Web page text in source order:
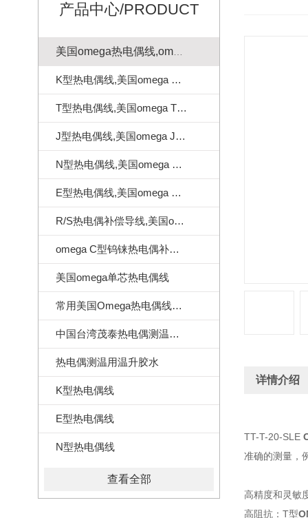
产品中心/PRODUCT
K型热电偶线,美国omega K型热电偶线
T型热电偶线,美国omega T型热电偶线
J型热电偶线,美国omega J型热电偶线
N型热电偶线,美国omega N型热电偶线
E型热电偶线,美国omega E型热电偶线
R/S热电偶补偿导线,美国omega热电偶补偿导线
omega C型钨铼热电偶补偿导线
美国omega单芯热电偶线
常用美国Omega热电偶线订做样式
中国台湾茂泰热电偶测温线|耐温260度
热电偶测温用温升胶水
K型热电偶线
E型热电偶线
N型热电偶线
查看全部
详情介绍
TT-T-20-SLE
准确的测量，
高精度和灵敏
高阻抗：T型